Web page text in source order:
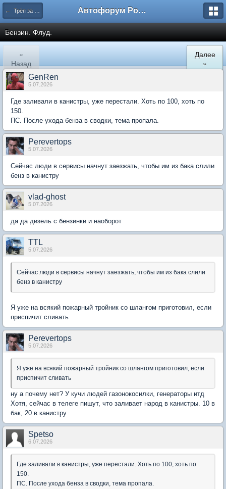
← Трёп за машины Автофорум Ростова-на-Дону
Бензин. Флуд.
«
Назад
Далее
»
GenRen
5.07.2026
Где заливали в канистры, уже перестали. Хоть по 100, хоть по
150.
ПС. После ухода бенза в сводки, тема пропала.
Perevertops
5.07.2026
Сейчас люди в сервисы начнут заезжать, чтобы им из бака слили
бенз в канистру
vlad-ghost
5.07.2026
да да дизель с бензинки и наоборот
TTL
5.07.2026
Сейчас люди в сервисы начнут заезжать, чтобы им из бака слили
бенз в канистру
Я уже на всякий пожарный тройник со шлангом приготовил, если
приспичит сливать
Perevertops
5.07.2026
Я уже на всякий пожарный тройник со шлангом приготовил, если
приспичит сливать
ну а почему нет? У кучи людей газонокосилки, генераторы итд
Хотя, сейчас в телеге пишут, что заливает народ в канистры. 10 в
бак, 20 в канистру
Spetso
6.07.2026
Где заливали в канистры, уже перестали. Хоть по 100, хоть по
150.
ПС. После ухода бенза в сводки, тема пропала.